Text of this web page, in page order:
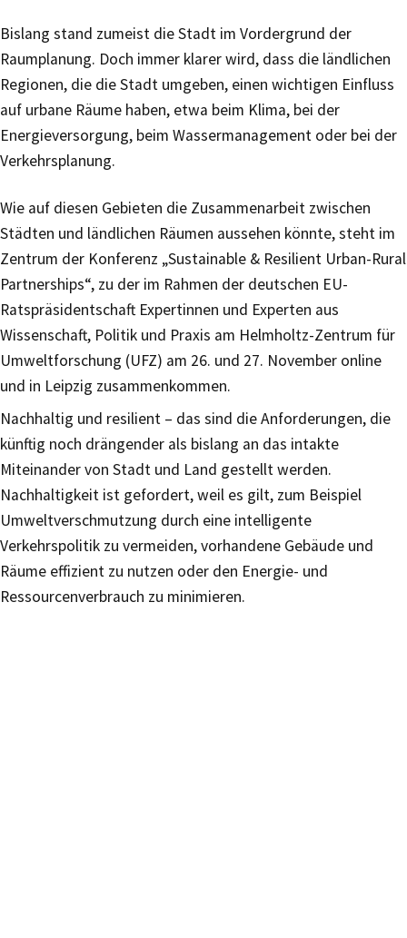
Bislang stand zumeist die Stadt im Vordergrund der
Raumplanung. Doch immer klarer wird, dass die ländlichen
Regionen, die die Stadt umgeben, einen wichtigen Einfluss
auf urbane Räume haben, etwa beim Klima, bei der
Energieversorgung, beim Wassermanagement oder bei der
Verkehrsplanung.
Wie auf diesen Gebieten die Zusammenarbeit zwischen
Städten und ländlichen Räumen aussehen könnte, steht im
Zentrum der Konferenz „Sustainable & Resilient Urban-Rural
Partnerships“, zu der im Rahmen der deutschen EU-
Ratspräsidentschaft Expertinnen und Experten aus
Wissenschaft, Politik und Praxis am Helmholtz-Zentrum für
Umweltforschung (UFZ) am 26. und 27. November online
und in Leipzig zusammenkommen.
Nachhaltig und resilient – das sind die Anforderungen, die
künftig noch drängender als bislang an das intakte
Miteinander von Stadt und Land gestellt werden.
Nachhaltigkeit ist gefordert, weil es gilt, zum Beispiel
Umweltverschmutzung durch eine intelligente
Verkehrspolitik zu vermeiden, vorhandene Gebäude und
Räume effizient zu nutzen oder den Energie- und
Ressourcenverbrauch zu minimieren.